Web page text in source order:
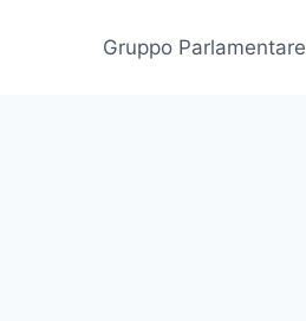
Gruppo Parlamentare